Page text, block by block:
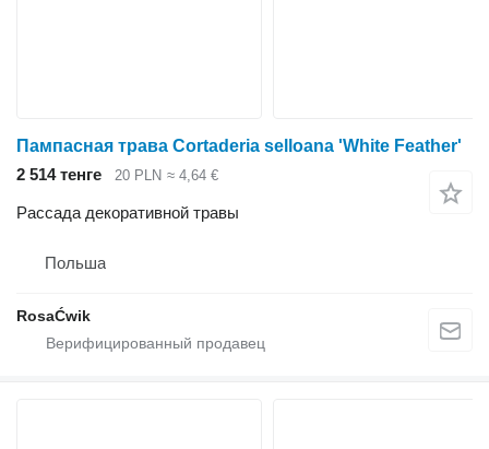
Пампасная трава Cortaderia selloana 'White Feather'
2 514 тенге
20 PLN ≈ 4,64 €
Рассада декоративной травы
Польша
RosaĆwik